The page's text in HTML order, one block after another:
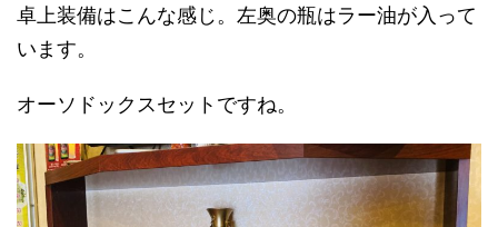
卓上装備はこんな感じ。左奥の瓶はラー油が入って
います。
オーソドックスセットですね。